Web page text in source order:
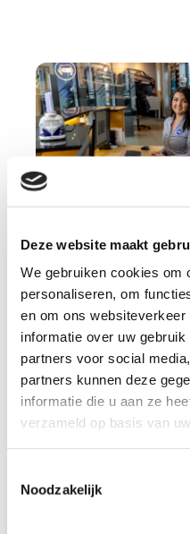
Deze website maakt
We gebruiken cookies om
personaliseren, om
en om ons
informatie over uw
partners voor social
partners kunnen deze
informatie die u aan ze
verzameld op basis van
Noodzakelijk
Regie en
Buig negatieve situaties
klantervaringen. Wil jij
duidelijk en
lastige situaties met